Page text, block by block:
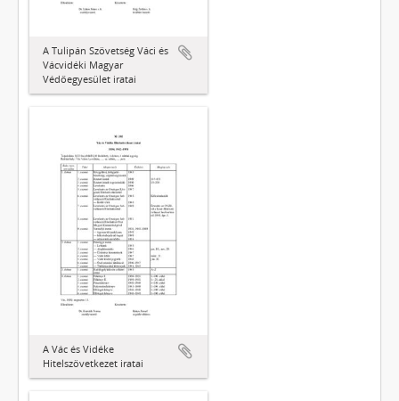
A Tulipán Szövetség Váci és
Vácvidéki Magyar
Védőegyesület iratai
A Vác és Vidéke
Hitelszövetkezet iratai